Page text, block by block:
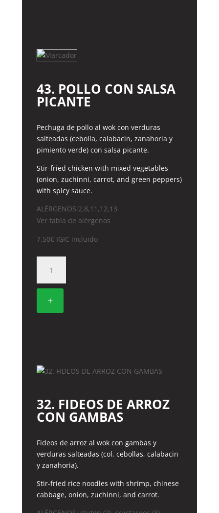
43. POLLO CON SALSA
PICANTE
Pechuga de pollo al wok con verduras
salteadas (cebolla, calabacin, zanahoria y
pimiento verde) con salsa picante.
Stir-fried chicken with mixed vegetables
(onion, zuchinni, carrot, and green peppers)
with spicy sauce.
ALÉRGENOS:2,8,11,12,13
Ver tabla de alérgenos
7,50€ IGIC incluido
POLLO
CON
PICANTE
+
32. FIDEOS DE ARROZ
CON GAMBAS
Fideos de arroz al wok con gambas y
verduras salteadas (col, cebollas, calabacin
y zanahoria).
Stir-fried rice noodles with shrimp, chinese
cabbage, onion, zuchinni, and carrot.